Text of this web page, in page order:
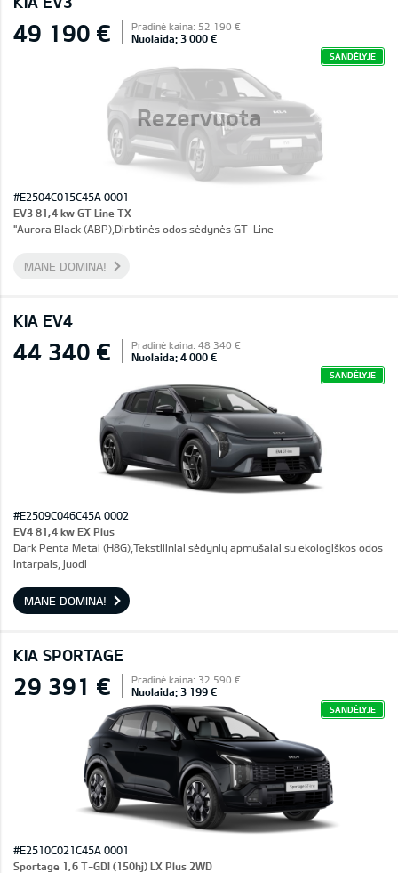
Rezervuota
49 190 € Pradinė kaina: 52 190 €
Nuolaida: 3 000 €
SANDĖLYJE
#E2504C015C45A 0001
EV3 81,4 kw GT Line TX
"Aurora Black (ABP),Dirbtinės odos sėdynės GT-Line
MANE DOMINA!
KIA EV4
44 340 € Pradinė kaina: 48 340 €
Nuolaida: 4 000 €
SANDĖLYJE
#E2509C046C45A 0002
EV4 81,4 kw EX Plus
Dark Penta Metal (H8G),Tekstiliniai sėdynių apmušalai su ekologiškos odos
intarpais, juodi
MANE DOMINA!
KIA SPORTAGE
29 391 € Pradinė kaina: 32 590 €
Nuolaida: 3 199 €
SANDĖLYJE
#E2510C021C45A 0001
Sportage 1,6 T-GDI (150hj) LX Plus 2WD